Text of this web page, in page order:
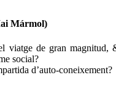
Mármol)
viatge de gran magnitud,
social?
d’auto-coneixement?